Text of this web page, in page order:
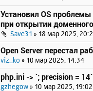
Установил OS
при открытии
Save31 » 18 мар 2025,
Open Server перестал
viz_ko » 10 мар 2025, 14:34
php.ini -> `; precision = 14`
gzhegow » 10 мар 2025, 19:02